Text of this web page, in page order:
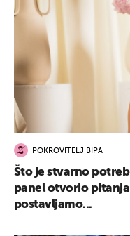
POKROVITELJ BIPA
Što je stvarno
panel otvorio pitanja
postavljamo...